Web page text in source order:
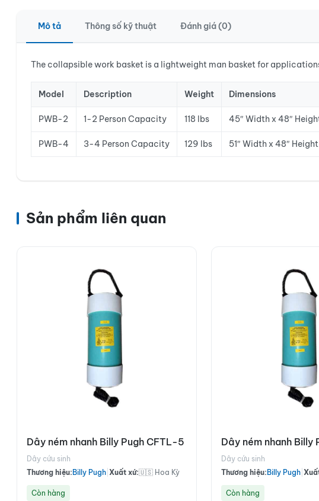
Mô tả Thông số kỹ thuật Đánh giá (0)
The collapsible work basket is a lightweight man basket for
Model Description Weight Dimensions
PWB-2 1-2 Person Capacity 118 lbs 45″ Width x 48″
PWB-4 3-4 Person Capacity 129 lbs 51″ Width x 48″
Sản phẩm liên quan
Dây ném nhanh Billy Pugh CFTL-5
Dây cứu sinh
Thương hiệu: Billy Pugh Xuất xứ:🇺🇸 Hoa Kỳ
Còn hàng
Dây ném nhanh Billy
Dây cứu sinh
Thương hiệu: Billy Pugh
Còn hàng